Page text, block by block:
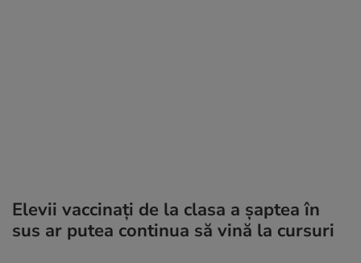
Elevii vaccinați de la clasa a șaptea în
sus ar putea continua să vină la cursuri